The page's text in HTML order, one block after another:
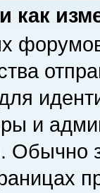
как
и
Обычно